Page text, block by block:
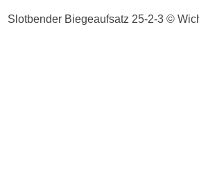
Slotbender Biegeaufsatz 25-2-3 ©